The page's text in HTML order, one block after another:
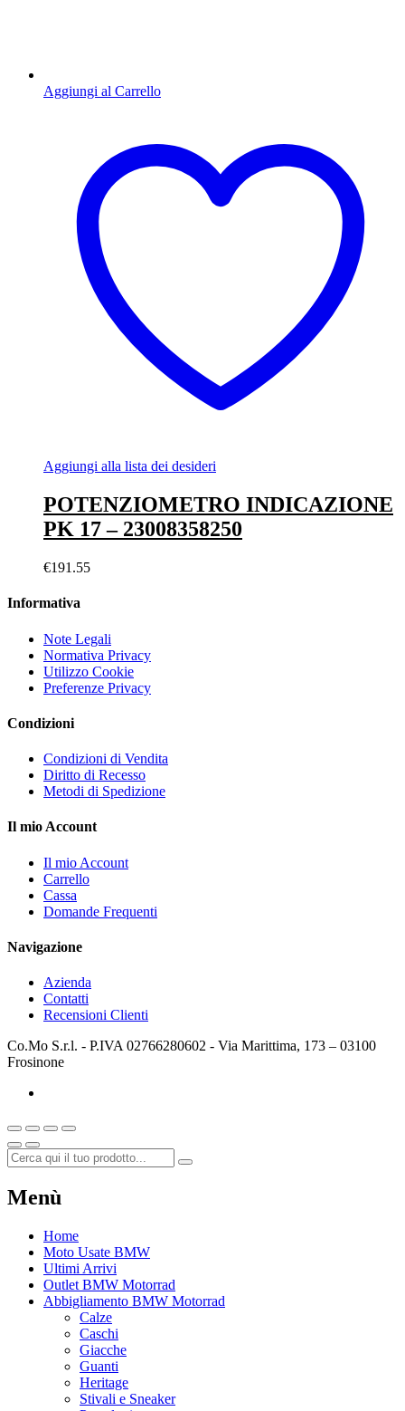
Aggiungi al Carrello
Aggiungi alla lista dei desideri
POTENZIOMETRO INDICAZIONE
PK 17 – 23008358250
€191.55
Informativa
Note Legali
Normativa Privacy
Utilizzo Cookie
Preferenze Privacy
Condizioni
Condizioni di Vendita
Diritto di Recesso
Metodi di Spedizione
Il mio Account
Il mio Account
Carrello
Cassa
Domande Frequenti
Navigazione
Azienda
Contatti
Recensioni Clienti
Co.Mo S.r.l. - P.IVA 02766280602 - Via Marittima, 173 – 03100
Frosinone
Menù
Home
Moto Usate BMW
Ultimi Arrivi
Outlet BMW Motorrad
Abbigliamento BMW Motorrad
Calze
Caschi
Giacche
Guanti
Heritage
Stivali e Sneaker